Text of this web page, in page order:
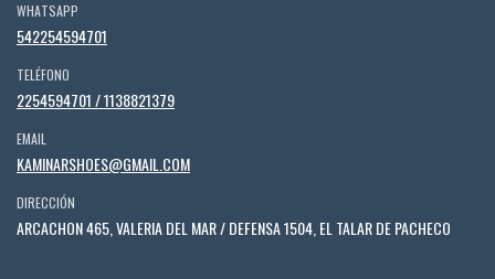
WHATSAPP
542254594701
TELÉFONO
2254594701 / 1138821379
EMAIL
KAMINARSHOES@GMAIL.COM
DIRECCIÓN
ARCACHON 465, VALERIA DEL MAR / DEFENSA 1504, EL TALAR DE PACHECO